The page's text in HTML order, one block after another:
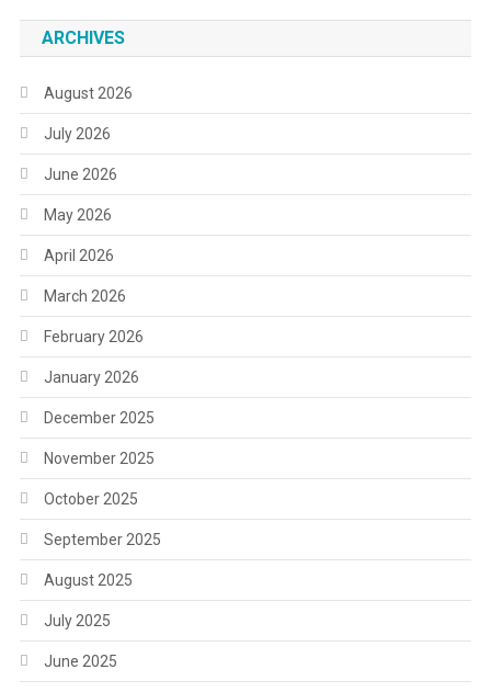
ARCHIVES
August 2026
July 2026
June 2026
May 2026
April 2026
March 2026
February 2026
January 2026
December 2025
November 2025
October 2025
September 2025
August 2025
July 2025
June 2025